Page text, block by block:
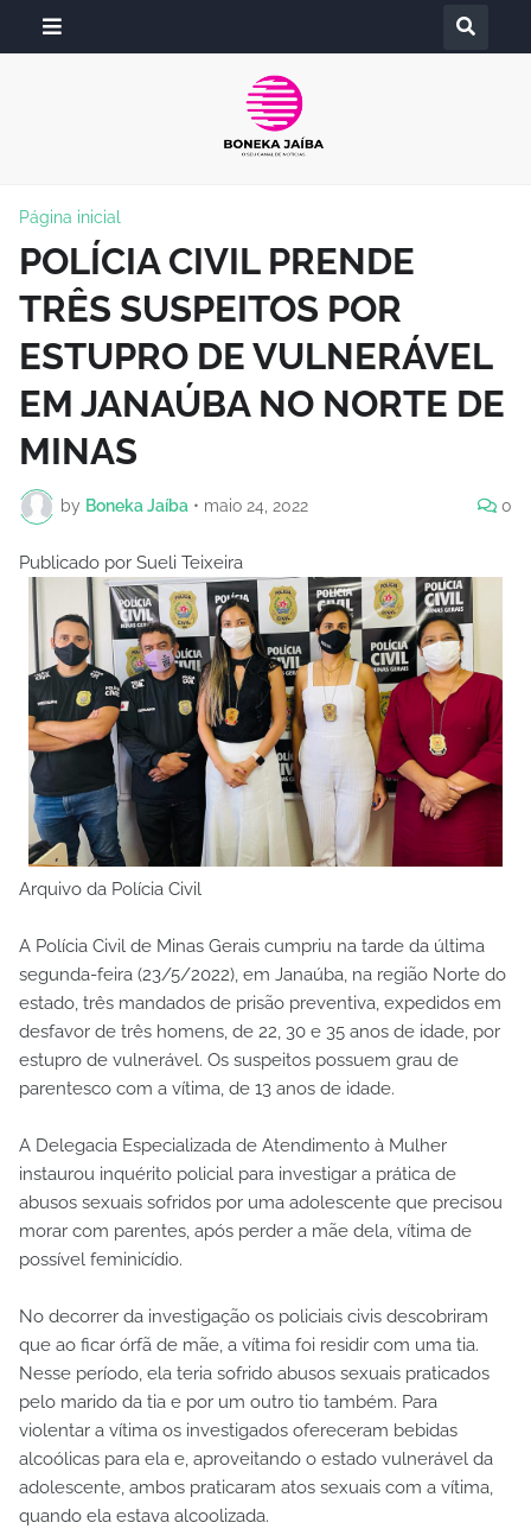
Página inicial
POLÍCIA CIVIL PRENDE
TRÊS SUSPEITOS POR
ESTUPRO DE VULNERÁVEL
EM JANAÚBA NO NORTE DE
MINAS
by Boneka Jaíba • maio 24, 2022 0
Publicado por Sueli Teixeira
Arquivo da Polícia Civil
A Polícia Civil de Minas Gerais cumpriu na tarde da última
segunda-feira (23/5/2022), em Janaúba, na região Norte do
estado, três mandados de prisão preventiva, expedidos em
desfavor de três homens, de 22, 30 e 35 anos de idade, por
estupro de vulnerável. Os suspeitos possuem grau de
parentesco com a vítima, de 13 anos de idade.
A Delegacia Especializada de Atendimento à Mulher
instaurou inquérito policial para investigar a prática de
abusos sexuais sofridos por uma adolescente que precisou
morar com parentes, após perder a mãe dela, vítima de
possível feminicídio.
No decorrer da investigação os policiais civis descobriram
que ao ficar órfã de mãe, a vítima foi residir com uma tia.
Nesse período, ela teria sofrido abusos sexuais praticados
pelo marido da tia e por um outro tio também. Para
violentar a vítima os investigados ofereceram bebidas
alcoólicas para ela e, aproveitando o estado vulnerável da
adolescente, ambos praticaram atos sexuais com a vítima,
quando ela estava alcoolizada.